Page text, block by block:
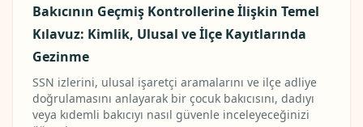
Bakıcının Geçmiş Kontrollerine İlişkin Temel
Kılavuz: Kimlik, Ulusal ve İlçe Kayıtlarında
Gezinme
SSN izlerini, ulusal işaretçi aramalarını ve ilçe adliye
doğrulamasını anlayarak bir çocuk bakıcısını, dadıyı
veya kıdemli bakıcıyı nasıl güvenle inceleyeceğinizi